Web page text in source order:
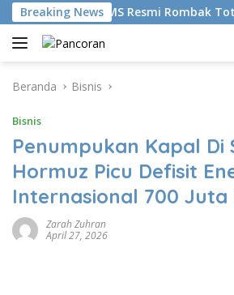
Langsung
ke
konten
Breaking News
AI, BRMS Resmi Rombak Total
Beranda Bisnis
Bisnis
Penumpukan Kapal Di
Hormuz Picu Defisit
Internasional 700 Juta
Zarah Zuhran
April 27, 2026